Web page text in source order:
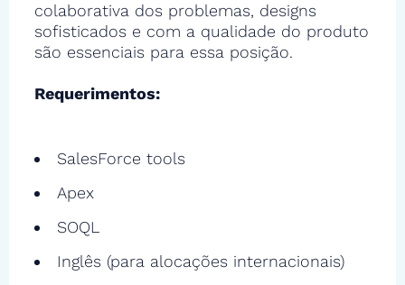
colaborativa dos problemas, designs
sofisticados e com a qualidade do produto
são essenciais para essa posição.
Requerimentos:
SalesForce tools
Apex
SOQL
Inglês (para alocações internacionais)